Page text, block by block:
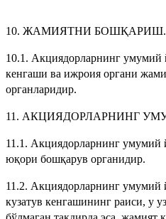
10. ЖАМИЯТНИ БОШҚАРИШ.
10.1. Акциядорларнинг умумий
кенгаши ва ижроия органи
органларидир.
11. АКЦИЯДОРЛАРНИНГ
11.1. Акциядорларнинг
юқори бошқарув органидир.
11.2. Акциядорларнинг
кузатув кенгашининг раиси, у